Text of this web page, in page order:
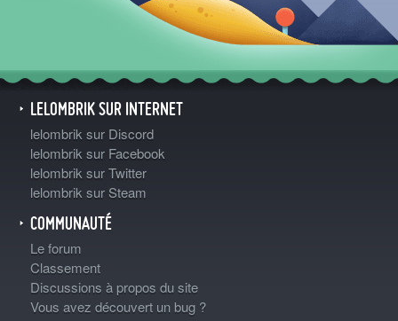
LELOMBRIK SUR INTERNET
lelombrik sur Discord
lelombrik sur Facebook
lelombrik sur Twitter
lelombrik sur Steam
COMMUNAUTÉ
Le forum
Classement
Discussions à propos du site
Vous avez découvert un bug ?